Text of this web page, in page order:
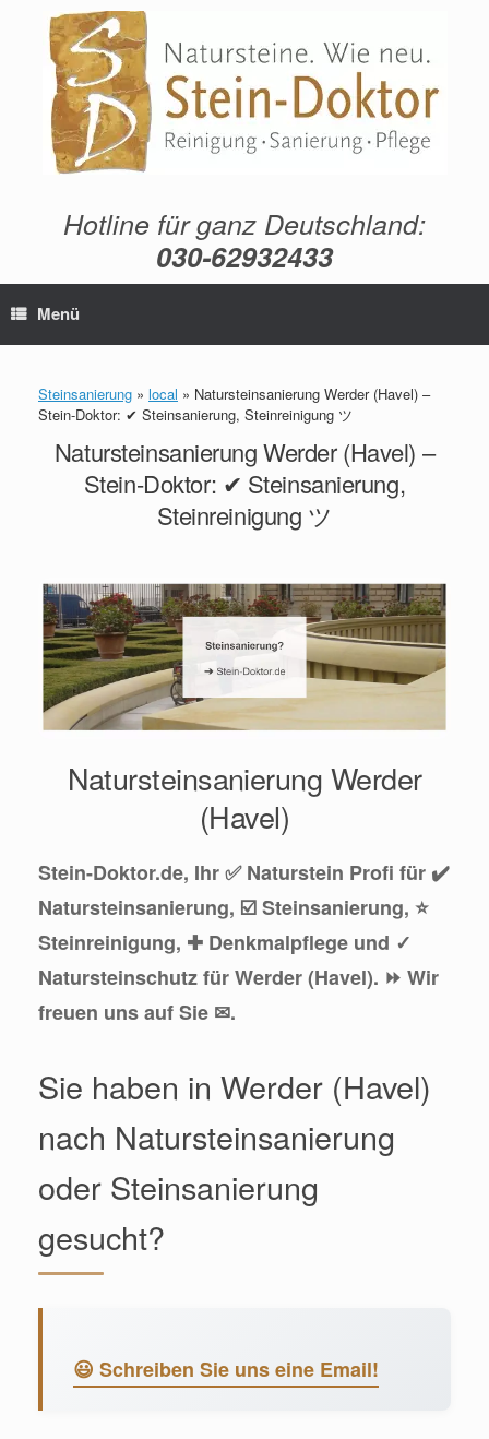
springen
Hotline für ganz Deutschland:
030-62932433
Menü
Steinsanierung » local » Natursteinsanierung Werder (Havel) –
Stein-Doktor: ✔ Steinsanierung, Steinreinigung ツ
Natursteinsanierung Werder (Havel) –
Stein-Doktor: ✔ Steinsanierung,
Steinreinigung ツ
Natursteinsanierung Werder
(Havel)
Stein-Doktor.de, Ihr ✅ Naturstein Profi für ✔️
Natursteinsanierung, ☑️ Steinsanierung, ⭐
Steinreinigung, ✚ Denkmalpflege und ✓
Natursteinschutz für Werder (Havel). ⏩ Wir
freuen uns auf Sie ✉.
Sie haben in Werder (Havel)
nach Natursteinsanierung
oder Steinsanierung
gesucht?
😃 Schreiben Sie uns eine Email!